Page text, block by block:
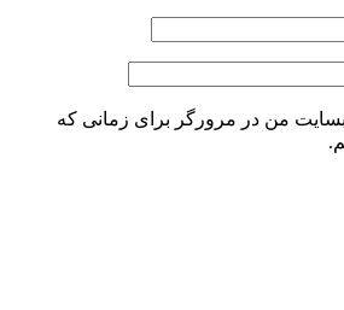
من در مرورگر برای زمانی که